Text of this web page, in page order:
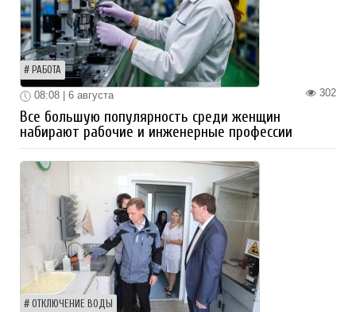
РАБОТА
302
08:08 | 6 августа
Все большую популярность среди женщин
набирают рабочие и инженерные профессии
ОТКЛЮЧЕНИЕ ВОДЫ